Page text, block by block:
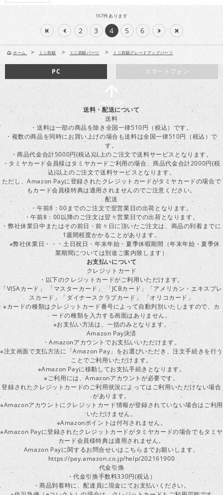
167件あります
2 3 4 5 6
ホーム > ミニ四駆 > ミニ四駆パーツ > ミニ四駆グレードアップパーツ
スマートフォン
PC
送料・配送について
送料
・送料は一部の商品を除き全国一律510円（税込）です。
・複数の商品を同時にお買い上げの場合も送料は全国一律510円（税込）で
す。
・商品代金合計5000円(税込)以上のご注文で送料サービスとなります。
・タミヤカード会員様はタミヤカードご利用の場合、商品代金合計2000円(税
込)以上のご注文で送料サービスとなります。
ただし、Amazon Payに登録されたクレジットカードがタミヤカードの場合で
もカード会員様特典は適用されませんのでご注意ください。
配送
・午前8：00までのご注文で翌営業日の出荷となります。
・午前8：00以降のご注文は翌々営業日での出荷となります。
・弊社休業日中またはその前日・前々日に頂いたご注文は、商品の到着までに
1週間程度かかることがあります。
※弊社休業日・・・土日祝日・年末年始・夏季休暇期間（年末年始・夏季休
業期間については別途ご案内致します）
お支払いについて
クレジットカード
・以下のクレジットカードがご利用いただけます。
「VISAカード」 「マスターカード」 「JCBカード」「アメリカン・エキスプレ
スカード」「ダイナースクラブカード」 「オリコカード」
※カードの種類はクレジットカード番号によって自動判別いたしますので、カ
ードの種類を入力する画面はありません。
※お支払い方法は、一括のみとなります。
Amazon Pay決済
・Amazonアカウントでお支払いいただけます。
※注文画面で支払方法に「Amazon Pay」をお選びいただき、注文手続きを行う
ことでご利用いただけます。
※Amazon Payに移動してお支払手続きとなります。
※ご利用には、Amazonアカウントが必要です。
登録されたクレジットカードのご利用状況によってはご利用いただけない場合
があります。
※Amazonアカウントにクレジットカード情報が登録されていない場合はご利用
いただけません。
※Amazonポイントは付与されません。
※Amazon Payに登録されたクレジットカードがタミヤカードの場合でもタミヤ
カード会員様特典は適用されません。
Amazon Payに関するお問合せいはこちらまでお願いします。
https://pay.amazon.co.jp/help/202161900
代金引換
・代金引換手数料330円(税込）
・商品到着時に、配達員に現金にてお支払いください。